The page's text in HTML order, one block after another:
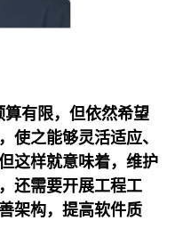
算有限，但依然希望
使之能够灵活适应、
这样就意味着，维护
还需要开展工程工
架构，提高软件质